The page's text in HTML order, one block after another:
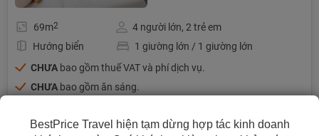
69m2
4 người lớn, 2 trẻ em
Hướng biển
1 giường lớn / 1 giường lớn
CHƯA bao gồm thuế VAT và phí dịch vụ.
CHƯA bao gồm ăn sáng.
BestPrice Travel hiện tạm dừng hợp tác kinh doanh